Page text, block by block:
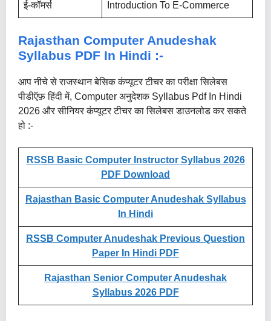
ई-कॉमर्स Introduction To E-Commerce
Rajasthan Computer Anudeshak
Syllabus PDF In Hindi :-
आप नीचे से राजस्थान बेसिक कंप्यूटर टीचर का परीक्षा सिलेबस
पीडीऍफ़ हिंदी में, Computer अनुदेशक Syllabus Pdf In Hindi
2026 और सीनियर कंप्यूटर टीचर का सिलेबस डाउनलोड कर सकते
हो :-
RSSB Basic Computer Instructor Syllabus 2026
PDF Download
Rajasthan Basic Computer Anudeshak Syllabus
In Hindi
RSSB Computer Anudeshak Previous Question
Paper In Hindi PDF
Rajasthan Senior Computer Anudeshak
Syllabus 2026 PDF